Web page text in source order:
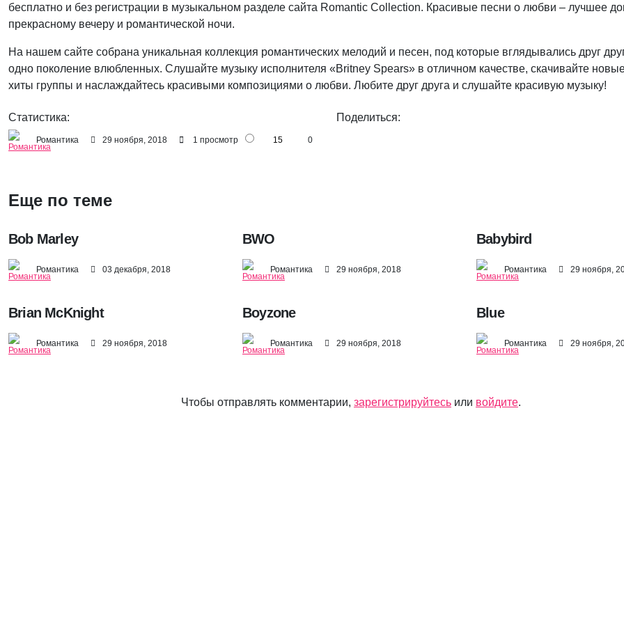
бесплатно и без регистрации в музыкальном разделе сайта Romantic Collection. Красивые песни о любви – лучшее
прекрасному вечеру и романтической ночи.
На нашем сайте собрана уникальная коллекция романтических мелодий и песен, под которые вглядывались друг
одно поколение влюбленных. Слушайте музыку исполнителя «Britney Spears» в отличном качестве, скачивайте
хиты группы и наслаждайтесь красивыми композициями о любви. Любите друг друга и слушайте красивую музыку!
Статистика:
Романтика 29 ноября, 2018 1 просмотр 15 0
Поделиться:
Еще по теме
Bob Marley
Романтика 03 декабря, 2018
BWO
Романтика 29 ноября, 2018
Babybird
Романтика 29 ноября,
Brian McKnight
Романтика 29 ноября, 2018
Boyzone
Романтика 29 ноября, 2018
Blue
Романтика 29 ноября,
Чтобы отправлять комментарии, зарегистрируйтесь или войдите.